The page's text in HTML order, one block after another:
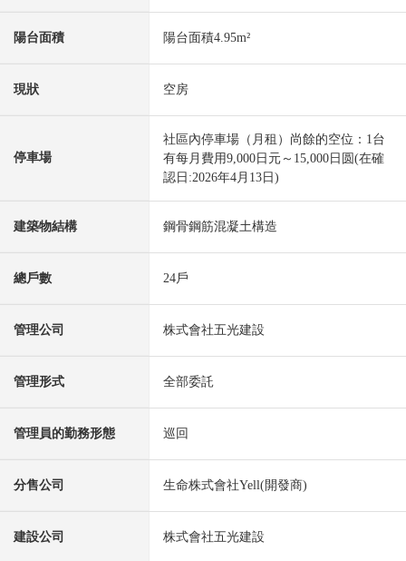
陽台面積 陽台面積4.95m²
現狀 空房
停車場
社區內停車場（月租）尚餘的空位：1台
有每月費用9,000日元～15,000日圆(在確
認日:2026年4月13日)
建築物結構 鋼骨鋼筋混凝土構造
總戶數 24戶
管理公司 株式會社五光建設
管理形式 全部委託
管理員的勤務形態 巡回
分售公司 生命株式會社Yell(開發商)
建設公司 株式會社五光建設